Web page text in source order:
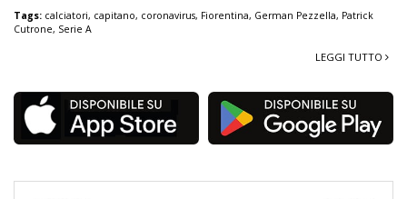
Tags: calciatori, capitano, coronavirus, Fiorentina, German Pezzella, Patrick
Cutrone, Serie A
LEGGI TUTTO